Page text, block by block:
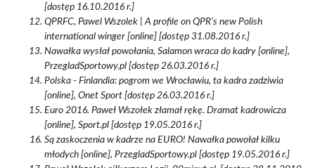
[dostęp 16.10.2016 r.]
QPRFC, Pawel Wszolek | A profile on QPR’s new Polish
international winger [online] [dostęp 31.08.2016 r.]
Nawałka wysłał powołania, Salamon wraca do kadry [online],
PrzegladSportowy.pl [dostęp 26.03.2016 r.]
Polska - Finlandia: pogrom we Wrocławiu, ta kadra zadziwia
[online], Onet Sport [dostęp 26.03.2016 r.]
Euro 2016. Paweł Wszołek złamał rękę. Dramat kadrowicza
[online], Sport.pl [dostęp 19.05.2016 r.]
Są zaskoczenia w kadrze na EURO! Nawałka powołał kilku
młodych [online], PrzegladSportowy.pl [dostęp 19.05.2016 r.]